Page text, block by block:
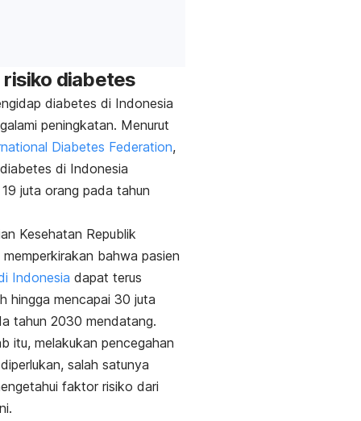
diabetes
diabetes di Indonesia
peningkatan. Menurut
Diabetes Federation,
di Indonesia
juta orang pada tahun
Kesehatan Republik
bahwa pasien
Indonesia dapat terus
hingga mencapai 30 juta
tahun 2030 mendatang.
itu, melakukan pencegahan
salah satunya
faktor risiko dari